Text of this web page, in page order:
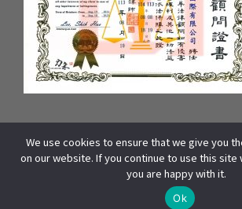
統一編號：55657233 府產業商字第：
COPYRIGHT © 2025 WOORI EDUCATION
RESERVED | 本站資源包含影像、文字皆來自WOORI
THIS SITE IS PROTECTED BY RECAPTCHA
TERMS OF
We use cookies to ensure that we give you
on our website. If you continue to use this site
you are happy with it.
Ok
線上諮詢